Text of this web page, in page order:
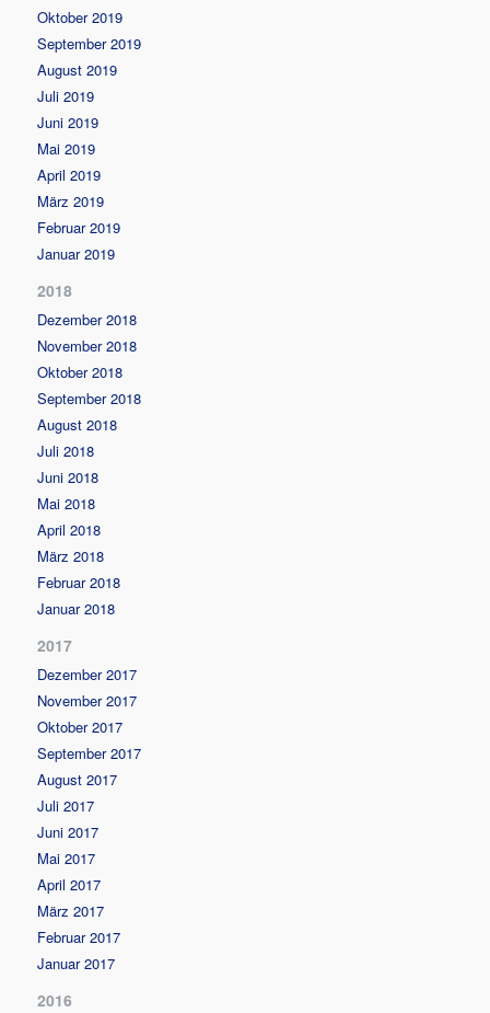
Oktober 2019
September 2019
August 2019
Juli 2019
Juni 2019
Mai 2019
April 2019
März 2019
Februar 2019
Januar 2019
2018
Dezember 2018
November 2018
Oktober 2018
September 2018
August 2018
Juli 2018
Juni 2018
Mai 2018
April 2018
März 2018
Februar 2018
Januar 2018
2017
Dezember 2017
November 2017
Oktober 2017
September 2017
August 2017
Juli 2017
Juni 2017
Mai 2017
April 2017
März 2017
Februar 2017
Januar 2017
2016